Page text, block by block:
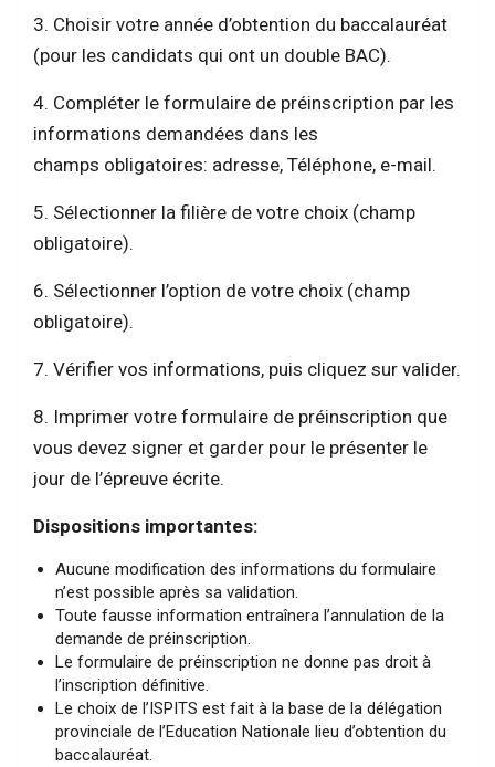
3. Choisir votre année d’obtention du baccalauréat
(pour les candidats qui ont un double BAC).
4. Compléter le formulaire de préinscription par les
informations demandées dans les
champs obligatoires: adresse, Téléphone, e-mail.​
5. Sélectionner la filière de votre choix (champ
obligatoire).
6. Sélectionner l’option de votre choix (champ
obligatoire).
7. Vérifier vos informations, puis cliquez sur valider.
8. Imprimer votre formulaire de préinscription que
vous devez signer et garder pour le présenter le
jour de l’épreuve écrite.
Dispositions importantes:
Aucune modification des informations du formulaire
n’est possible après sa validation.
Toute fausse information entraînera l’annulation de la
demande de préinscription.
Le formulaire de préinscription ne donne pas droit à
l’inscription définitive.
Le choix de l’ISPITS est fait à la base de la délégation
provinciale de l’Education Nationale lieu d’obtention du
baccalauréat.